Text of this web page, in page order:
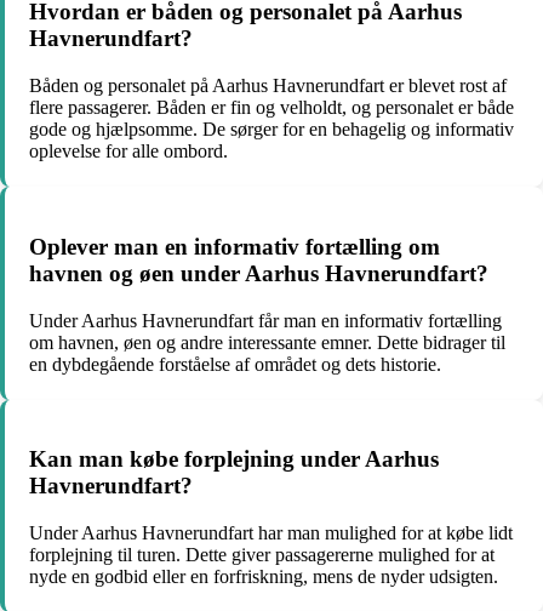
Hvordan er båden og personalet på Aarhus
Havnerundfart?
Båden og personalet på Aarhus Havnerundfart er blevet rost af
flere passagerer. Båden er fin og velholdt, og personalet er både
gode og hjælpsomme. De sørger for en behagelig og informativ
oplevelse for alle ombord.
Oplever man en informativ fortælling om
havnen og øen under Aarhus Havnerundfart?
Under Aarhus Havnerundfart får man en informativ fortælling
om havnen, øen og andre interessante emner. Dette bidrager til
en dybdegående forståelse af området og dets historie.
Kan man købe forplejning under Aarhus
Havnerundfart?
Under Aarhus Havnerundfart har man mulighed for at købe lidt
forplejning til turen. Dette giver passagererne mulighed for at
nyde en godbid eller en forfriskning, mens de nyder udsigten.